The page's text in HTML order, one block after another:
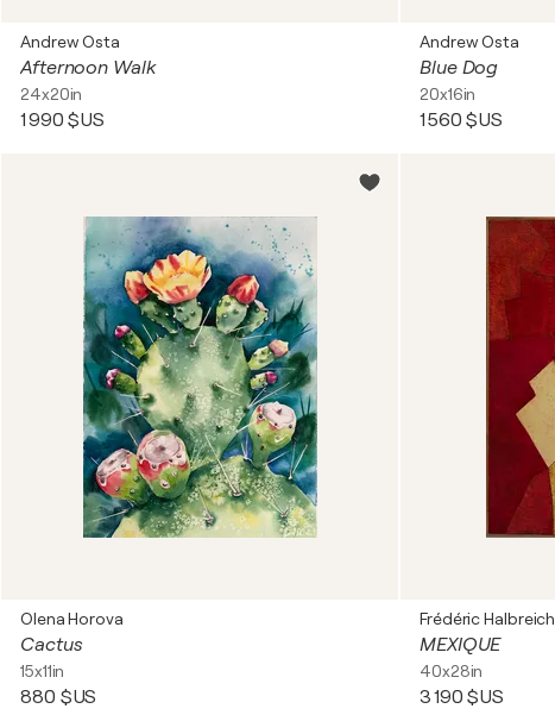
Andrew Osta
Afternoon Walk
24x20in
1 990 $US
Andrew Osta
Blue Dog
20x16in
1 560 $US
Olena Horova
Cactus
15x11in
880 $US
Frédéric Halbreich
MEXIQUE
40x28in
3 190 $US